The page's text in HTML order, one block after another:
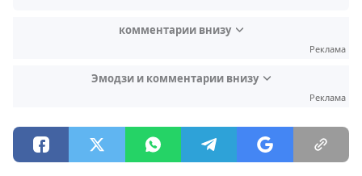
комментарии внизу
Реклама
Эмодзи и комментарии внизу
Реклама